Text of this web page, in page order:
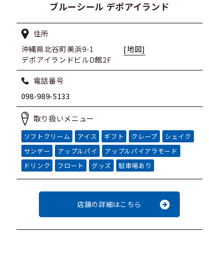
ブルーシール デポアイランド
住所
沖縄県北谷町美浜9-1
デポアイランドビルD館2F
[地図]
電話番号
098-989-5133
取り扱いメニュー
ソフトクリーム アイス ギフト クレープ
シェイク
サンデー
アップルパイ
アップルパイアラモード
ドリンク
フロート グッズ 駐車場あり
店舗の詳細はこちら